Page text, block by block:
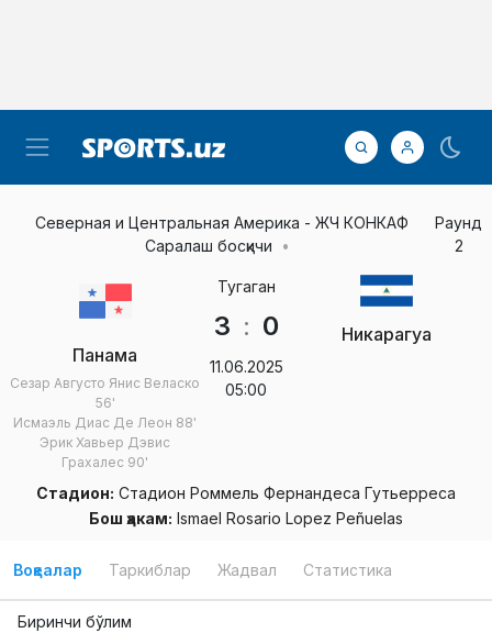
Северная и Центральная Америка - ЖЧ КОНКАФ
Саралаш босқичи
Раунд
2
Панама
Сезар Августо Янис Веласко
56'
Исмаэль Диас Де Леон 88'
Эрик Хавьер Дэвис
Грахалес 90'
Тугаган
3 : 0
11.06.2025
05:00
Никарагуа
Стадион: Стадион Роммель Фернандеса Гутьерреса
Бош ҳакам: Ismael Rosario Lopez Peñuelas
Воқеалар Таркиблар Жадвал Статистика
Биринчи бўлим